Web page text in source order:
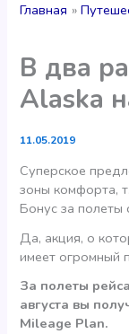
Главная
В два
Alaska
11.05.2019
Суперское
зоны комфорта,
Бонус за
Да, акция, о
имеет огромный
За полеты
августа вы
Mileage Plan.